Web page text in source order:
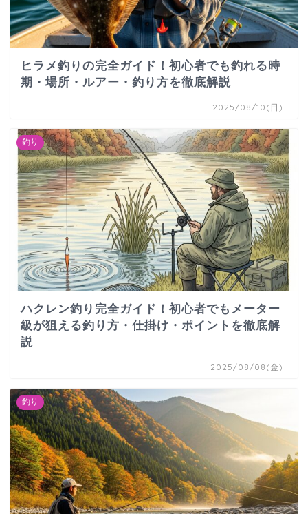
ヒラメ釣りの完全ガイド！初心者でも釣れる時
期・場所・ルアー・釣り方を徹底解説
2025/08/10(日)
釣り
ハクレン釣り完全ガイド！初心者でもメーター
級が狙える釣り方・仕掛け・ポイントを徹底解
説
2025/08/08(金)
釣り